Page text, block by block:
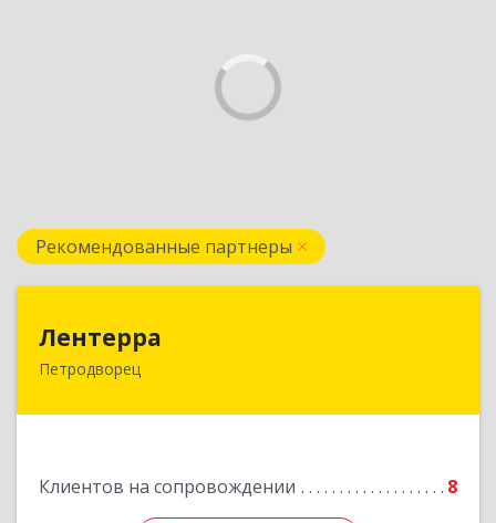
Рекомендованные партнеры
Лентерра
Петродворец
Клиентов на сопровождении 8
198517, Санкт-Петербург, Петергоф г,